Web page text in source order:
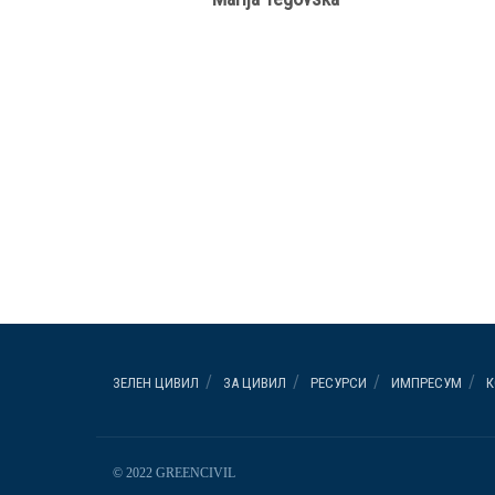
ЗЕЛЕН ЦИВИЛ ЗА ЦИВИЛ РЕСУРСИ ИМПРЕСУМ
© 2022 GREENCIVIL